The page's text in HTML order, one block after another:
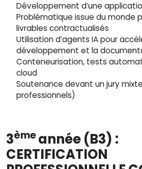
Développement d’une
Problématique issue du monde
livrables contractualisés
Utilisation d’agents IA pour
développement et la
Conteneurisation, tests
cloud
Soutenance devant un jury
professionnels)
3èmeannée (B3) :
CERTIFICATION